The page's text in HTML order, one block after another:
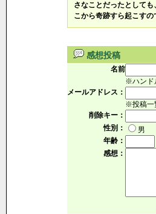
さなことだったとして
こから奇跡すら起こすの
感想投稿
名前
※ハンド
メールアドレス：
※投稿一
削除キー：
性別：
男
年齢：
感想：